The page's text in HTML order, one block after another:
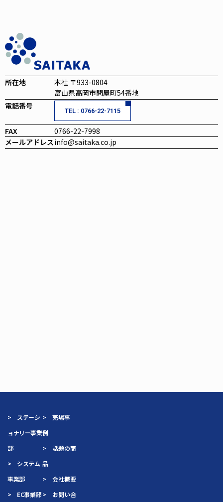
所在地
本社 〒933-0804
富山県高岡市問屋町54番地
電話番号
TEL : 0766-22-7115
FAX
0766-22-7998
メールアドレスinfo@saitaka.co.jp
> ステーシ
ョナリー事業
部
> システム
事業部
> EC事業部
> 売場事
例
> 話題の商
品
> 会社概要
> お問い合